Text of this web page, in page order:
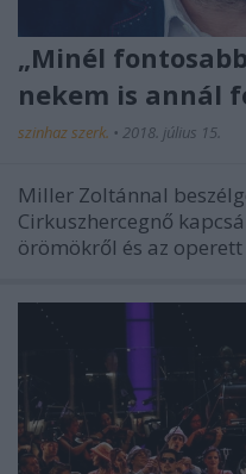
„Minél
nekem is annál
szinhaz szerk. • 2018. július 15.
Miller Zoltánnal
Cirkuszhercegnő
örömökről és az